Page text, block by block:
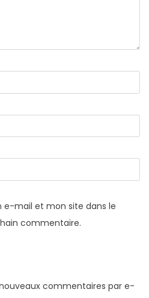
e-mail et mon site dans le
commentaire.
commentaires par e-